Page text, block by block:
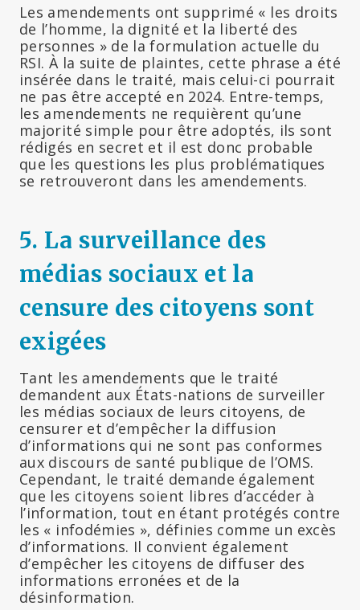
Les amendements ont supprimé « les droits
de l’homme, la dignité et la liberté des
personnes » de la formulation actuelle du
RSI. À la suite de plaintes, cette phrase a été
insérée dans le traité, mais celui-ci pourrait
ne pas être accepté en 2024. Entre-temps,
les amendements ne requièrent qu’une
majorité simple pour être adoptés, ils sont
rédigés en secret et il est donc probable
que les questions les plus problématiques
se retrouveront dans les amendements.
5. La surveillance des
médias sociaux et la
censure des citoyens sont
exigées
Tant les amendements que le traité
demandent aux États-nations de surveiller
les médias sociaux de leurs citoyens, de
censurer et d’empêcher la diffusion
d’informations qui ne sont pas conformes
aux discours de santé publique de l’OMS.
Cependant, le traité demande également
que les citoyens soient libres d’accéder à
l’information, tout en étant protégés contre
les « infodémies », définies comme un excès
d’informations. Il convient également
d’empêcher les citoyens de diffuser des
informations erronées et de la
désinformation.